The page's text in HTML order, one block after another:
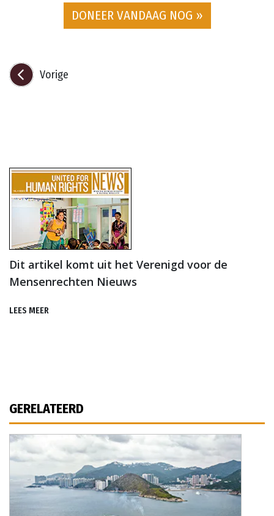
DONEER VANDAAG NOG »
Vorige
Dit artikel komt uit het Verenigd voor de
Mensenrechten Nieuws
LEES MEER
GERELATEERD